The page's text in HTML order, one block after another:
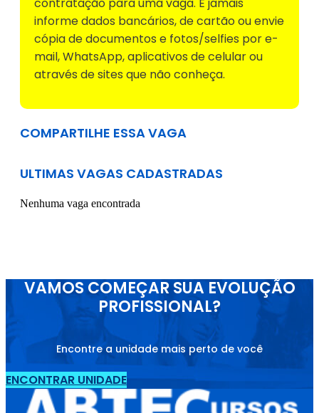
informe dados bancários, de cartão ou envie
cópia de documentos e fotos/selfies por e-
mail, WhatsApp, aplicativos de celular ou
através de sites que não conheça.
COMPARTILHE ESSA VAGA
ULTIMAS VAGAS CADASTRADAS
Nenhuma vaga encontrada
VAMOS COMEÇAR SUA EVOLUÇÃO
PROFISSIONAL?
Encontre a unidade mais perto de você
ENCONTRAR UNIDADE